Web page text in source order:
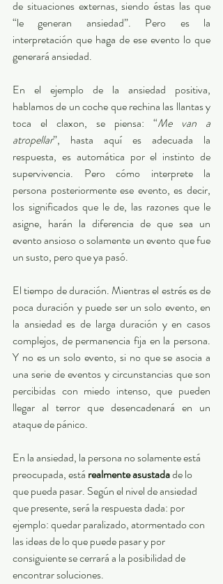
de situaciones externas, siendo éstas las que
“le generan ansiedad”. Pero es la
interpretación que haga de ese evento lo que
generará ansiedad.
En el ejemplo de la ansiedad positiva,
hablamos de un coche que rechina las llantas y
toca el claxon, se piensa: “Me van a
atropellar”, hasta aquí es adecuada la
respuesta, es automática por el instinto de
supervivencia. Pero cómo interprete la
persona posteriormente ese evento, es decir,
los significados que le de, las razones que le
asigne, harán la diferencia de que sea un
evento ansioso o solamente un evento que fue
un susto, pero que ya pasó.
El tiempo de duración. Mientras el estrés es de
poca duración y puede ser un solo evento, en
la ansiedad es de larga duración y en casos
complejos, de permanencia fija en la persona.
Y no es un solo evento, si no que se asocia a
una serie de eventos y circunstancias que son
percibidas con miedo intenso, que pueden
llegar al terror que desencadenará en un
ataque de pánico.
En la ansiedad, la persona no solamente está
preocupada, está realmente asustada de lo
que pueda pasar. Según el nivel de ansiedad
que presente, será la respuesta dada: por
ejemplo: quedar paralizado, atormentado con
las ideas de lo que puede pasar y por
consiguiente se cerrará a la posibilidad de
encontrar soluciones.